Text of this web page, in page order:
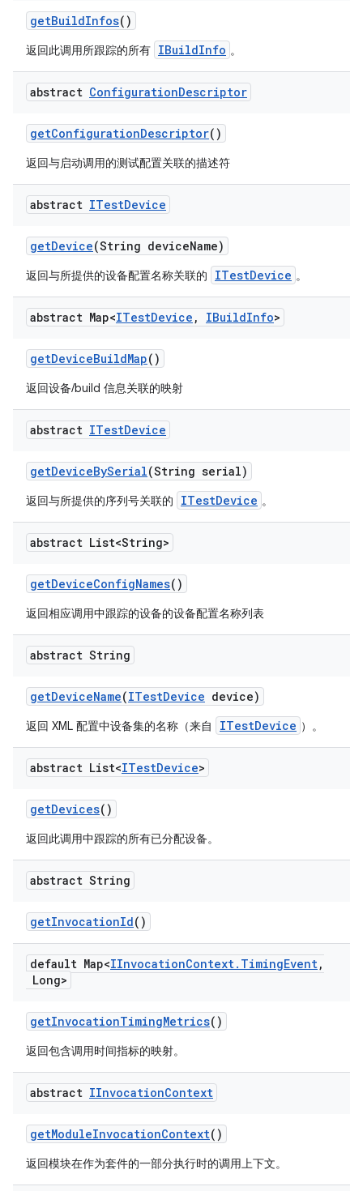
getBuildInfos()
返回此调用所跟踪的所有 IBuildInfo 。
abstract ConfigurationDescriptor
getConfigurationDescriptor()
返回与启动调用的测试配置关联的描述符
abstract ITestDevice
getDevice(String deviceName)
返回与所提供的设备配置名称关联的 ITestDevice 。
abstract Map<ITestDevice , IBuildInfo>
getDeviceBuildMap()
返回设备/build 信息关联的映射
abstract ITestDevice
getDeviceBySerial(String serial)
返回与所提供的序列号关联的 ITestDevice 。
abstract List<String>
getDeviceConfigNames()
返回相应调用中跟踪的设备的设备配置名称列表
abstract String
getDeviceName(ITestDevice device)
返回 XML 配置中设备集的名称（来自 ITestDevice ）。
abstract List<ITestDevice>
getDevices()
返回此调用中跟踪的所有已分配设备。
abstract String
getInvocationId()
default Map<IInvocationContext. TimingEvent,
Long>
getInvocationTimingMetrics()
返回包含调用时间指标的映射。
abstract IInvocationContext
getModuleInvocationContext()
返回模块在作为套件的一部分执行时的调用上下文。